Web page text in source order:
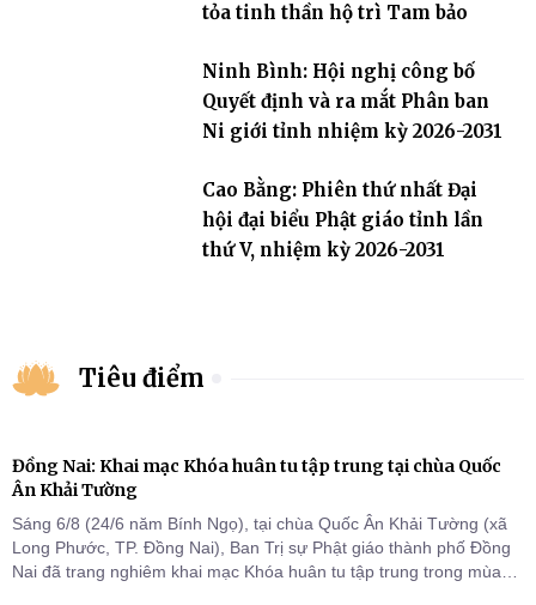
tỏa tinh thần hộ trì Tam bảo
Ninh Bình: Hội nghị công bố
Quyết định và ra mắt Phân ban
Ni giới tỉnh nhiệm kỳ 2026-2031
Cao Bằng: Phiên thứ nhất Đại
hội đại biểu Phật giáo tỉnh lần
thứ V, nhiệm kỳ 2026-2031
Tiêu điểm
Đồng Nai: Khai mạc Khóa huân tu tập trung tại chùa Quốc
Ân Khải Tường
Sáng 6/8 (24/6 năm Bính Ngọ), tại chùa Quốc Ân Khải Tường (xã
Long Phước, TP. Đồng Nai), Ban Trị sự Phật giáo thành phố Đồng
Nai đã trang nghiêm khai mạc Khóa huân tu tập trung trong mùa